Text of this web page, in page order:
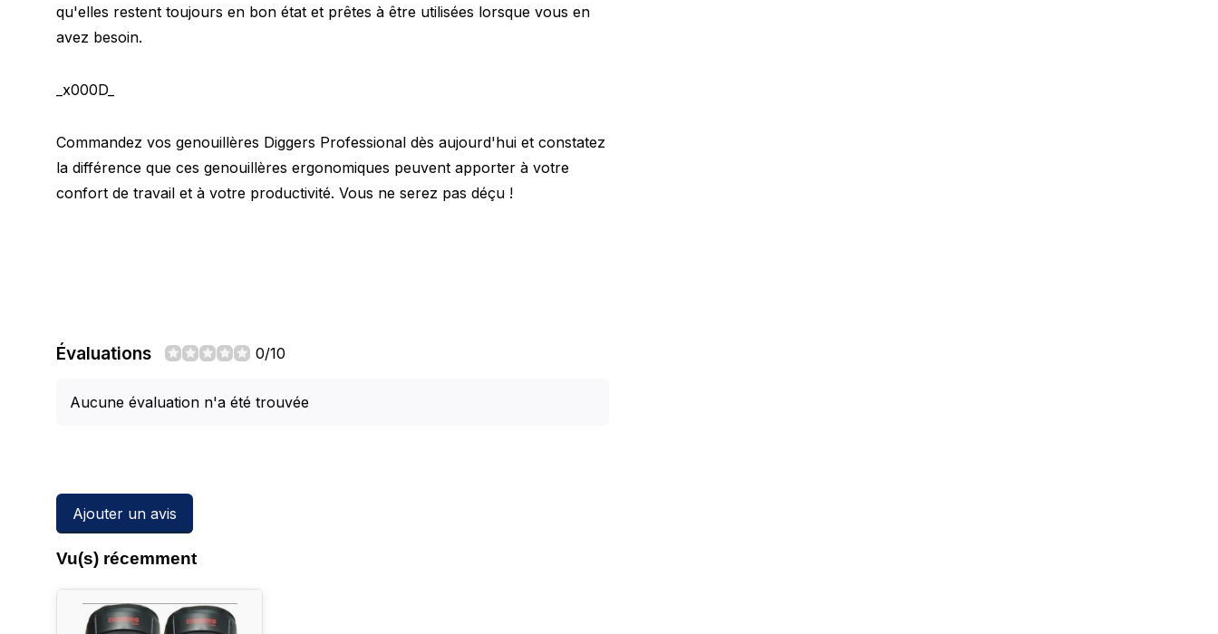
qu'elles restent toujours en bon état et prêtes à être utilisées lorsque vous en
avez besoin.
_x000D_
Commandez vos genouillères Diggers Professional dès aujourd'hui et constatez
la différence que ces genouillères ergonomiques peuvent apporter à votre
confort de travail et à votre productivité. Vous ne serez pas déçu !
Évaluations 0/10
Aucune évaluation n'a été trouvée
Ajouter un avis
Vu(s) récemment